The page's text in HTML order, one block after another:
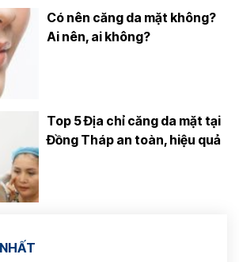
Có nên căng da mặt không?
Ai nên, ai không?
Top 5 Địa chỉ căng da mặt tại
Đồng Tháp an toàn, hiệu quả